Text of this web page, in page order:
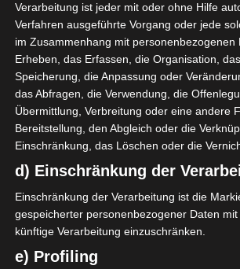
Schiedsrichter
Samstag, 25. Oktober:
Jeunesse sportive
Africain
VAR: Majdi Bellagha)
Etoile sportive de Metlaoui –
de Gabès
Ali Karouia, VAR: Oussama Ben
Verarbeitung ist jeder mit oder ohne Hilfe
Verfahren ausgeführte Vorgang oder jede
im Zusammenhang mit personenbezogenen
Erheben, das Erfassen, die Organisation,
Speicherung, die Anpassung oder
das Abfragen, die Verwendung, die
Übermittlung, Verbreitung oder eine andere
Bereitstellung, den Abgleich oder die
Einschränkung, das Löschen oder die
d) Einschränkung der
Einschränkung der Verarbeitung ist die
gespeicherter personenbezogener Daten
künftige Verarbeitung einzuschränken.
e) Profiling